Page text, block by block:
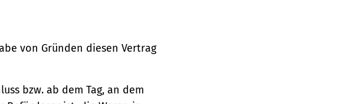
von Gründen diesen Vertrag
bzw. ab dem Tag, an dem